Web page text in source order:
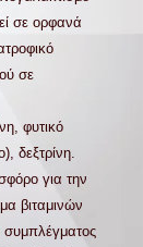
σε ορφανά
σε
φυτικό
δεξτρίνη.
για την
βιταμινών
συμπλέγματος